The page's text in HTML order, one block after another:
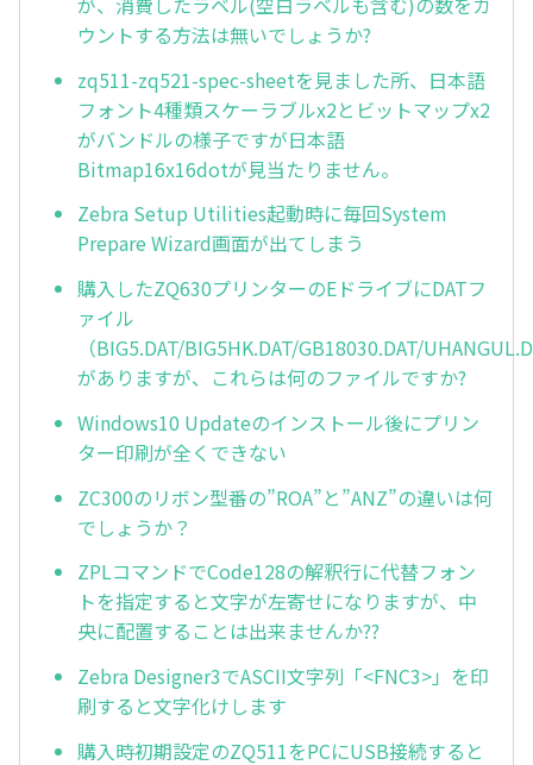
ウントする方法は無いでしょうか?
zq511-zq521-spec-sheetを見ました所、日本語
フォント4種類スケーラブルx2とビットマップx2
がバンドルの様子ですが日本語
Bitmap16x16dotが見当たりません。
Zebra Setup Utilities起動時に毎回System
Prepare Wizard画面が出てしまう
購入したZQ630プリンターのEドライブにDATフ
ァイル
（BIG5.DAT/BIG5HK.DAT/GB18030.DAT/
がありますが、これらは何のファイルですか?
Windows10 Updateのインストール後にプリン
ター印刷が全くできない
ZC300のリボン型番の”ROA”と”ANZ”の違いは何
でしょうか？
ZPLコマンドでCode128の解釈行に代替フォン
トを指定すると文字が左寄せになりますが、中
央に配置することは出来ませんか??
Zebra Designer3でASCII文字列「<FNC3>」を印
刷すると文字化けします
購入時初期設定のZQ511をPCにUSB接続すると